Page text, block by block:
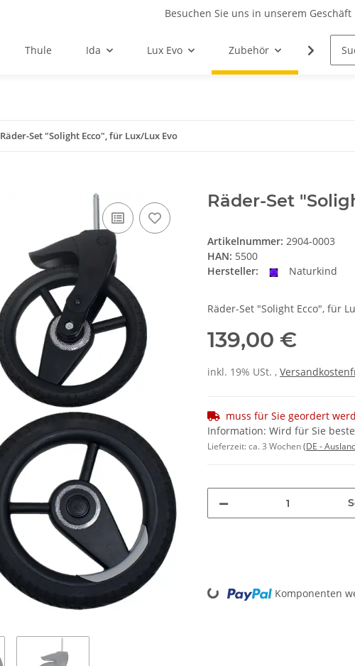
Besuchen Sie uns in unserem Geschäft
Thule Ida Lux Evo Zubehör
Räder-Set "Solight Ecco", für Lux/Lux Evo
Räder-Set
Artikelnummer: 2904-0003
HAN: 5500
Hersteller:
Naturkind
Räder-Set "Solight Ecco", für
139,00 €
inkl. 19% USt. ,
muss für Sie geordert
Information: Wird für Sie
Lieferzeit:ca. 3 Wochen(DE -
Loading... Komponenten